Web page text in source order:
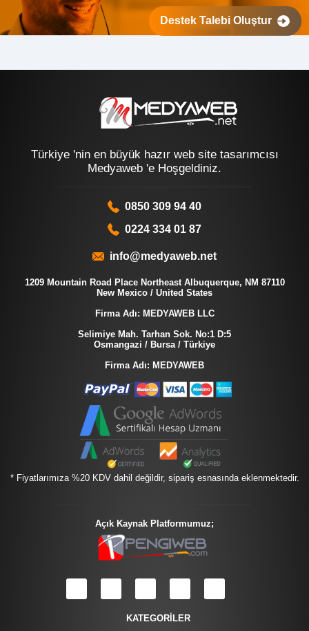
Destek Talebi Oluştur
Türkiye 'nin en büyük hazır web site tasarımcısı
Medyaweb 'e Hoşgeldiniz.
0850 309 94 40
0224 334 01 87
info@medyaweb.net
1209 Mountain Road Place Northeast Albuquerque, NM 87110
New Mexico / United States
Firma Adı: MEDYAWEB LLC
Selimiye Mah. Tarhan Sok. No:1 D:5
Osmangazi / Bursa / Türkiye
Firma Adı: MEDYAWEB
* Fiyatlarımıza %20 KDV dahil değildir, sipariş esnasında eklenmektedir.
Açık Kaynak Platformumuz;
KATEGORİLER